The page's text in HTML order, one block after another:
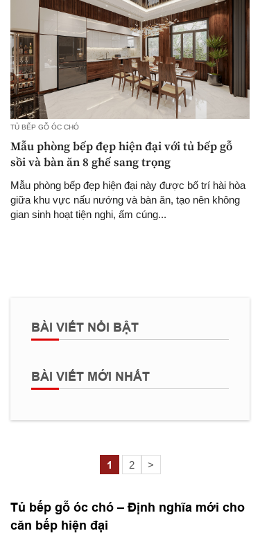
TỦ BẾP GỖ ÓC CHÓ
Mẫu phòng bếp đẹp hiện đại với tủ bếp gỗ
sồi và bàn ăn 8 ghế sang trọng
Mẫu phòng bếp đẹp hiện đại này được bố trí hài hòa
giữa khu vực nấu nướng và bàn ăn, tạo nên không
gian sinh hoạt tiện nghi, ấm cúng...
BÀI VIẾT NỔI BẬT
BÀI VIẾT MỚI NHẤT
1 2 >
Tủ bếp gỗ óc chó – Định nghĩa mới cho
căn bếp hiện đại